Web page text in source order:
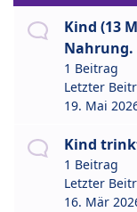
Kind (13
Nahrung.
1 Beitrag
Letzter
19. Mai
Kind
1 Beitrag
Letzter
16. Mär